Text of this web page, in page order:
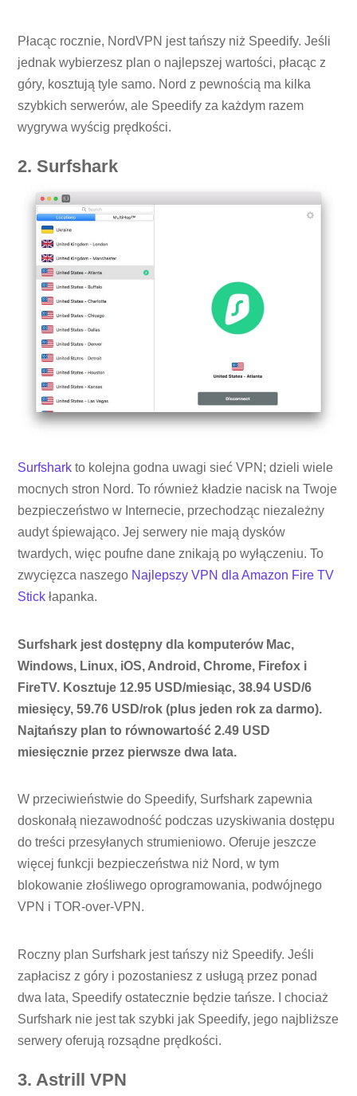
Płacąc rocznie, NordVPN jest tańszy niż Speedify. Jeśli
jednak wybierzesz plan o najlepszej wartości, płacąc z
góry, kosztują tyle samo. Nord z pewnością ma kilka
szybkich serwerów, ale Speedify za każdym razem
wygrywa wyścig prędkości.
2. Surfshark
Surfshark to kolejna godna uwagi sieć VPN; dzieli wiele
mocnych stron Nord. To również kładzie nacisk na Twoje
bezpieczeństwo w Internecie, przechodząc niezależny
audyt śpiewająco. Jej serwery nie mają dysków
twardych, więc poufne dane znikają po wyłączeniu. To
zwycięzca naszego Najlepszy VPN dla Amazon Fire TV
Stick łapanka.
Surfshark jest dostępny dla komputerów Mac,
Windows, Linux, iOS, Android, Chrome, Firefox i
FireTV. Kosztuje 12.95 USD/miesiąc, 38.94 USD/6
miesięcy, 59.76 USD/rok (plus jeden rok za darmo).
Najtańszy plan to równowartość 2.49 USD
miesięcznie przez pierwsze dwa lata.
W przeciwieństwie do Speedify, Surfshark zapewnia
doskonałą niezawodność podczas uzyskiwania dostępu
do treści przesyłanych strumieniowo. Oferuje jeszcze
więcej funkcji bezpieczeństwa niż Nord, w tym
blokowanie złośliwego oprogramowania, podwójnego
VPN i TOR-over-VPN.
Roczny plan Surfshark jest tańszy niż Speedify. Jeśli
zapłacisz z góry i pozostaniesz z usługą przez ponad
dwa lata, Speedify ostatecznie będzie tańsze. I chociaż
Surfshark nie jest tak szybki jak Speedify, jego najbliższe
serwery oferują rozsądne prędkości.
3. Astrill VPN